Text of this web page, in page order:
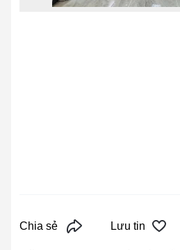
Chia sẻ Lưu tin